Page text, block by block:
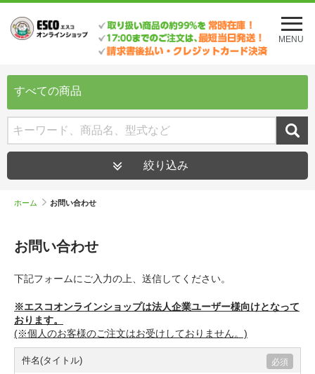
メ
ニ
ュ
を
MENU
すべての商品
絞り込み
ホーム お問い合わせ
お問い合わせ
下記フォームにご入力の上、送信してください。
※エスコオンラインショップは法人企業ユーザー様向けとなって
おります。
(※個人のお客様のご注文はお受けしておりません。)
件名(タイトル)